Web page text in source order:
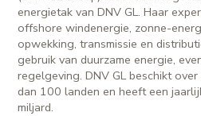
energietak van DNV GL. Haar
offshore windenergie, zonne-
opwekking, transmissie en
gebruik van duurzame energie,
regelgeving. DNV GL beschikt
dan 100 landen en heeft een
miljard.